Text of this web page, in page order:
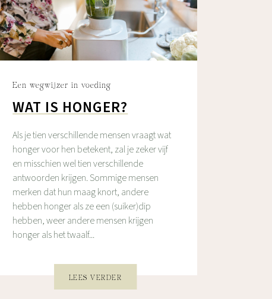
Een wegwijzer in voeding
WAT IS HONGER?
Als je tien verschillende mensen vraagt wat
honger voor hen betekent, zal je zeker vijf
en misschien wel tien verschillende
antwoorden krijgen. Sommige mensen
merken dat hun maag knort, andere
hebben honger als ze een (suiker)dip
hebben, weer andere mensen krijgen
honger als het twaalf...
LEES VERDER